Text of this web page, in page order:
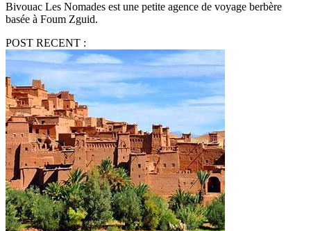
Bivouac Les Nomades est une petite agence de voyage berbère
basée à Foum Zguid.
POST RECENT :